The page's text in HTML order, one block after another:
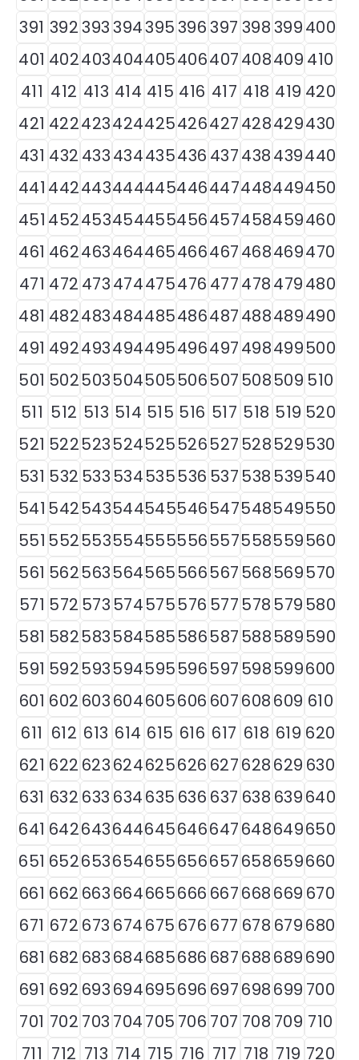
391 392393394395396397 398399400
401 402403404405406407408409 410
411 412 413 414 415 416 417 418 419 420
421 422423424425426427428429430
431 432 433434435436 437438439440
441 442443444445446447448449450
451 452453454455456457458459460
461 462463464465466467468469470
471 472 473474475476 477478479480
481 482483484485486487488489490
491 492493494495496497498499500
501 502503504505506507508509 510
511 512 513 514 515 516 517 518 519 520
521 522523524525526527528529530
531 532 533534535536 537538539540
541 542543544545546547548549550
551 552553554555556557558559560
561 562563564565566567568569570
571 572 573574575576 577578579580
581 582583584585586587588589590
591 592593594595596597598599600
601 602 603604605606 607608609 610
611 612 613 614 615 616 617 618 619 620
621 622 623624625626 627628629 630
631 632 633 634635 636 637 638 639640
641 642643644645646647648649650
651 652653654655656657658659660
661 662 663664665666 667668669 670
671 672 673 674675 676 677 678 679680
681 682 683684685686 687688689690
691 692 693694695696 697698699 700
701 702 703 704705 706 707 708 709 710
711 712 713 714 715 716 717 718 719 720